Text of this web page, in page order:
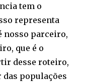
tem o
representa
nosso parceiro,
que é o
desse roteiro,
populações